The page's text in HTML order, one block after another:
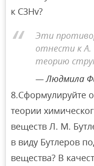
к C3Hv?
Эти
отнести к
теорию
Людмила
8.Сформулируйте
теории
веществ Л. М.
в виду Бутлеров
вещества? В